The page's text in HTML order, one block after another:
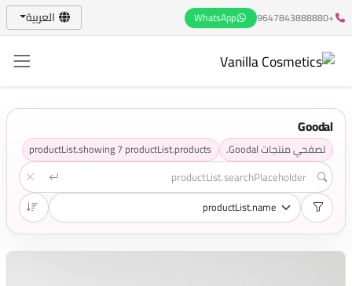
+9647843888880
WhatsApp العربية
Goodal
تصفحي منتجات Goodal. productList.showing7productList.products